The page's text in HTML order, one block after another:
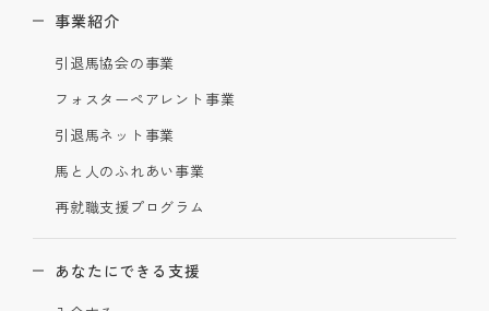
事業紹介
引退馬協会の事業
フォスターペアレント事業
引退馬ネット事業
馬と人のふれあい事業
再就職支援プログラム
あなたにできる支援